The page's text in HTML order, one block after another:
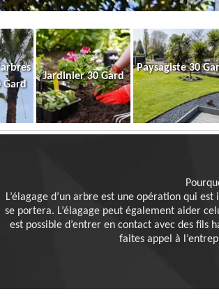
Gard
Jardinier 30 Gard
Paysagiste 30
L’élagage d’un arbre est une opération qui
se portera. L’élagage peut également aider
est possible d’entrer en contact avec des fils
faites appel à